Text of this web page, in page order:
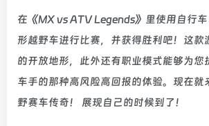
在《MX vs ATV Legends》里使用自行
形越野车进行比赛，并获得胜利吧！这款
的开放地形，此外还有职业模式能够为您
车手的那种高风险高回报的体验。现在就
野赛车传奇！ 展现自己的时候到了！